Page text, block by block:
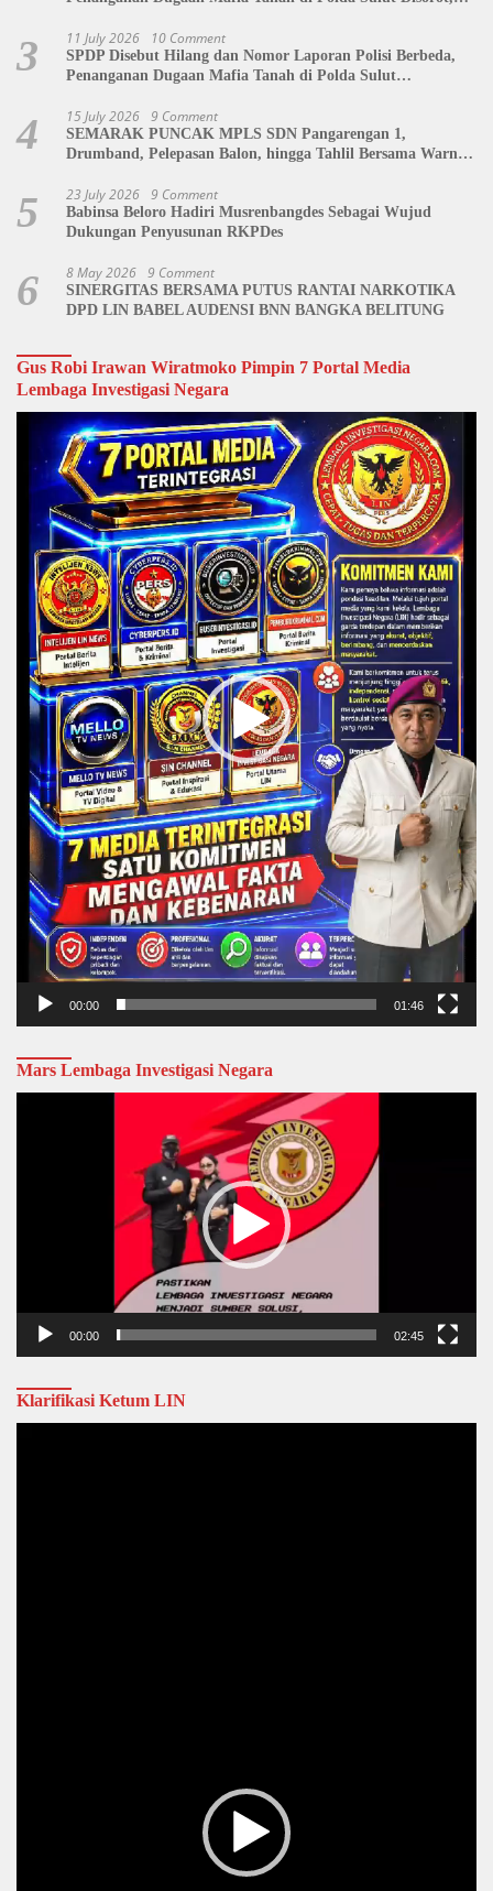
3 11 July 2026 10 Comment
SPDP Disebut Hilang dan Nomor Laporan Polisi Berbeda,
Penanganan Dugaan Mafia Tanah di Polda Sulut
4 15 July 2026 9 Comment
SEMARAK PUNCAK MPLS SDN Pangarengan 1,
Drumband, Pelepasan Balon, hingga Tahlil Bersama Warnai
5 23 July 2026 9 Comment
Babinsa Beloro Hadiri Musrenbangdes Sebagai Wujud
Dukungan Penyusunan RKPDes
6 8 May 2026 9 Comment
SINERGITAS BERSAMA PUTUS RANTAI NARKOTIKA
DPD LIN BABEL AUDENSI BNN BANGKA BELITUNG
Gus Robi Irawan Wiratmoko Pimpin 7 Portal Media
Lembaga Investigasi Negara
Video
Player
00:00 01:46
Mars Lembaga Investigasi Negara
00:00 02:45
Klarifikasi Ketum LIN